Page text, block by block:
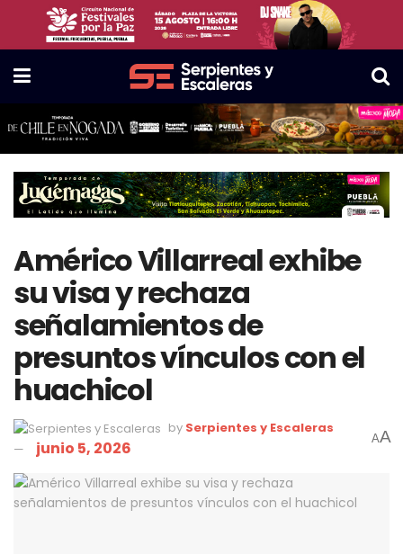
Américo Villarreal exhibe
su visa y rechaza
señalamientos de
presuntos vínculos con el
huachicol
by Serpientes y Escaleras
junio 5, 2026 AA